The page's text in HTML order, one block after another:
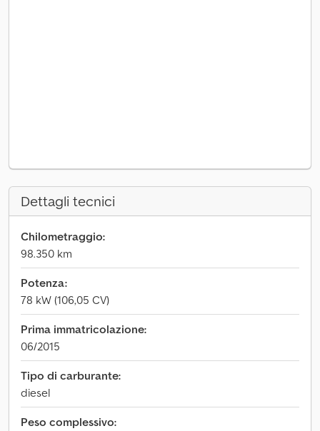
Dettagli tecnici
Chilometraggio:
98.350 km
Potenza:
78 kW (106,05 CV)
Prima immatricolazione:
06/2015
Tipo di carburante:
diesel
Peso complessivo: